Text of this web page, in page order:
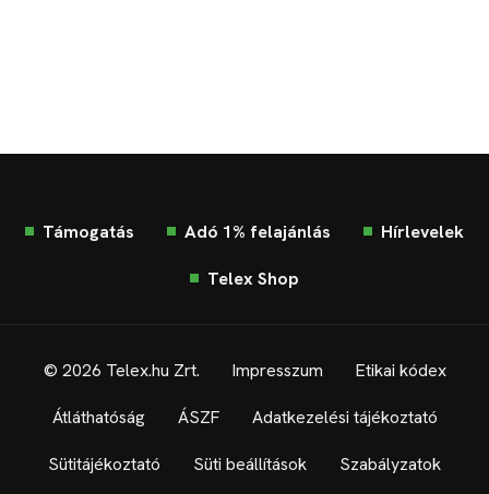
Támogatás Adó 1% felajánlás Hírlevelek
Telex Shop
© 2026 Telex.hu Zrt. Impresszum Etikai kódex
Átláthatóság ÁSZF Adatkezelési tájékoztató
Sütitájékoztató Süti beállítások Szabályzatok